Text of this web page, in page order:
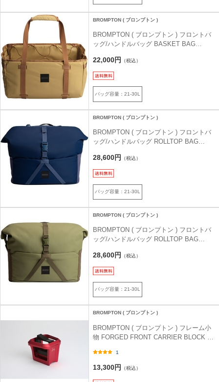
BROMPTON ( ブロンプトン )
BROMPTON ( ブロンプトン ) フロントバ
ッグ/ハンドルバッグ BASKET BAG
ド/タン
22,000円 （税込）
バッグ容量：21-30L
BROMPTON ( ブロンプトン )
BROMPTON ( ブロンプトン ) フロントバ
ッグ/ハンドルバッグ ROLLTOP BAG
イビー
28,600円 （税込）
バッグ容量：21-30L
BROMPTON ( ブロンプトン )
BROMPTON ( ブロンプトン ) フロントバ
ッグ/ハンドルバッグ ROLLTOP BAG
リーブグリーン
28,600円 （税込）
バッグ容量：21-30L
BROMPTON ( ブロンプトン )
BROMPTON ( ブロンプトン ) フレーム小
物 FORGED FRONT CARRIER BLOCK (
レッド
1
13,300円 （税込）